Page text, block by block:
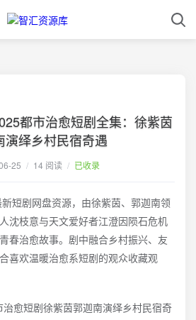
都市治愈短剧全集：徐紫茵
演绎乡村民宿奇遇
25 / 14 阅读 / 已收录
新短剧网盘资源，由徐紫茵、郭迦南领
沈枝意与天文爱好者江澄因陨石危机
春治愈故事。剧中融合乡村振兴、友
喜欢温暖治愈系短剧的观众收藏观